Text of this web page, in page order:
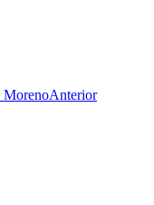
Anterior